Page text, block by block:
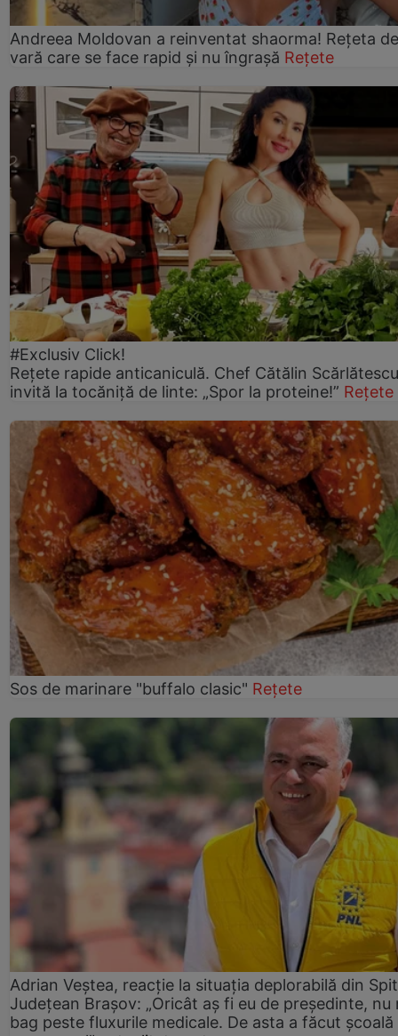
Andreea Moldovan a reinventat shaorma! Rețeta de
vară care se face rapid și nu îngrașă Rețete
#Exclusiv Click!
Rețete rapide anticaniculă. Chef Cătălin
invită la tocăniță de linte: „Spor la proteine!” Rețete
Sos de marinare "buffalo clasic" Rețete
Adrian Veștea, reacție la situația deplorabilă din
Județean Brașov: „Oricât aș fi eu de președinte, nu
bag peste fluxurile medicale. De asta a făcut școală